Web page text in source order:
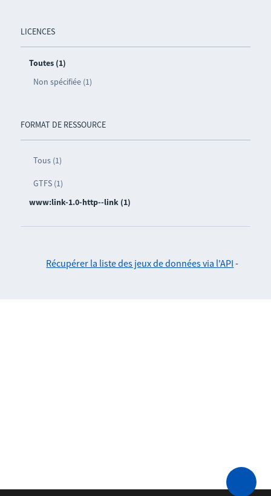
LICENCES
Toutes (1)
Non spécifiée (1)
FORMAT DE RESSOURCE
Tous (1)
GTFS (1)
www:link-1.0-http--link (1)
Récupérer la liste des jeux de données via l'API -